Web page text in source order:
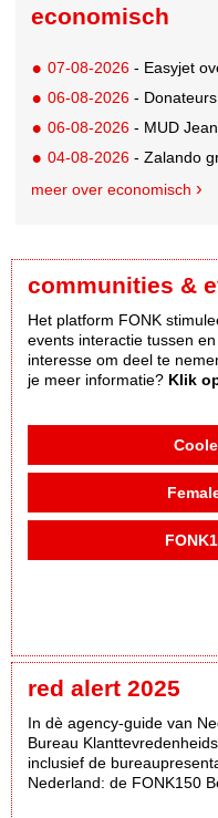
economisch
07-08-2026 - Easyjet
06-08-2026 - Donateurs krijgen
06-08-2026 - MUD
04-08-2026 - Zalando groeit
meer over economisch
communities &
Het platform FONK
events interactie tussen
interesse om deel te
je meer informatie? Klik
red alert 2025
In dè agency-guide van
Bureau
inclusief de
Nederland: de FONK150